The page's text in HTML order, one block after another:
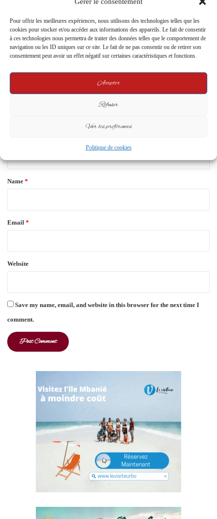
Pour offrir les meilleures expériences, nous utilisons des technologies telles que les
cookies pour stocker et/ou accéder aux informations des appareils. Le fait de consentir
à ces technologies nous permettra de traiter des données telles que le comportement de
navigation ou les ID uniques sur ce site. Le fait de ne pas consentir ou de retirer son
consentement peut avoir un effet négatif sur certaines caractéristiques et fonctions.
Accepter
Refuser
Voir les préférences
Politique de cookies
20 September 2024
Leave a Reply
Your email address will not be published. Required fields are marked*
C
o
t
*
Name *
Email *
Website
Save my name, email, and website in this browser for the next time I
comment.